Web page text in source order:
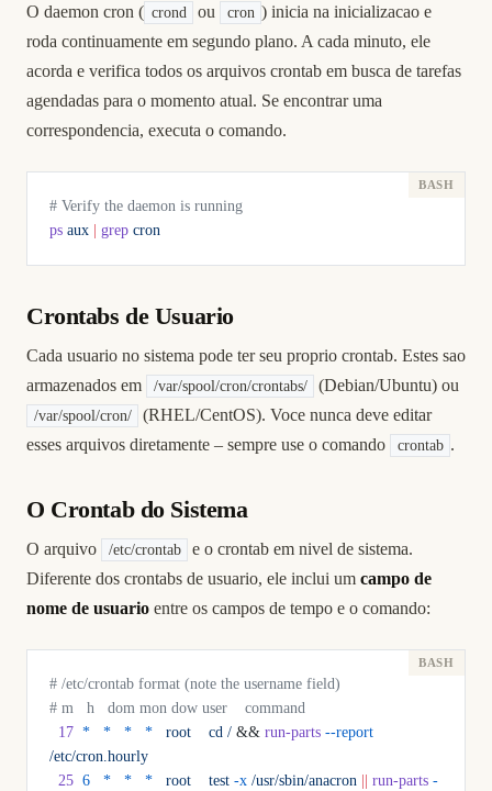
O daemon cron ( crond ou cron ) inicia na inicializacao e
roda continuamente em segundo plano. A cada minuto, ele
acorda e verifica todos os arquivos crontab em busca de tarefas
agendadas para o momento atual. Se encontrar uma
correspondencia, executa o comando.
# Verify the daemon is running
ps aux grep cron
Crontabs de Usuario
Cada usuario no sistema pode ter seu proprio crontab. Estes sao
armazenados em
/var/spool/cron/crontabs/ (Debian/Ubuntu) ou
/var/spool/cron/
(RHEL/CentOS). Voce nunca deve editar
esses arquivos diretamente – sempre use o comando
crontab .
O Crontab do Sistema
O arquivo /etc/crontab
e o crontab em nivel de sistema.
Diferente dos crontabs de usuario, ele inclui um campo de
nome de usuario entre os campos de tempo e o comando:
# /etc/crontab format (note the username field)
# m   h   dom mon dow user    command
  17
  *
   *
   *
   *
   root
    cd
/ && run-parts --report
/etc/cron.hourly
  25
  6
   *
   *
   *
   root
    test
-x /usr/sbin/anacron run-parts -